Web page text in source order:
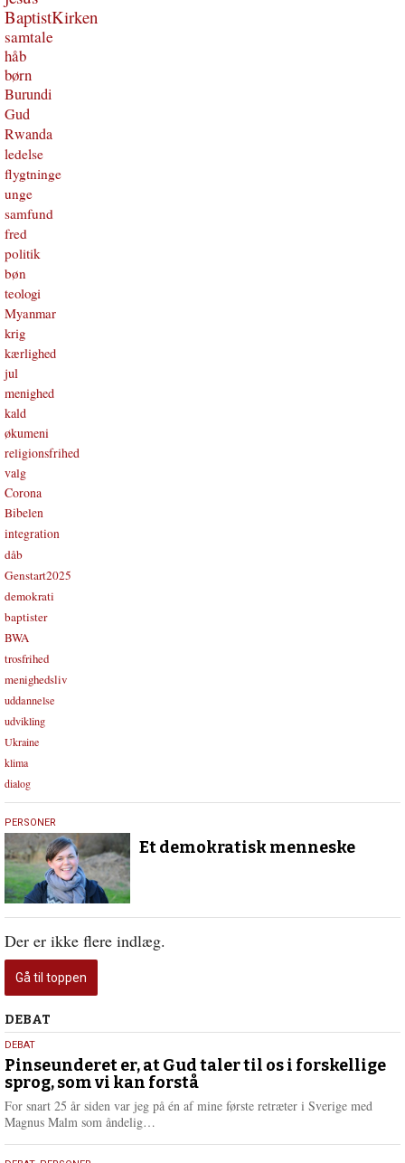
BaptistKirken
samtale
håb
børn
Burundi
Gud
Rwanda
ledelse
flygtninge
unge
samfund
fred
politik
bøn
teologi
Myanmar
krig
kærlighed
jul
menighed
kald
økumeni
religionsfrihed
valg
Corona
Bibelen
integration
dåb
Genstart2025
demokrati
baptister
BWA
trosfrihed
menighedsliv
uddannelse
udvikling
Ukraine
klima
dialog
23.
januar
2018
PERSONER
Et demokratisk menneske
Der er ikke flere indlæg.
Gå til toppen
Debat
DEBAT
5.
august
2026
DEBAT
Pinseunderet er, at Gud taler til os i forskellige
sprog, som vi kan forstå
For snart 25 år siden var jeg på én af mine første retræter i Sverige med
Magnus Malm som åndelig…